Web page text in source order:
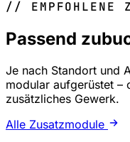
// EMPFOHLENE
Passend
Je nach Standort und
modular aufgerüstet –
zusätzliches Gewerk.
Alle Zusatzmodule